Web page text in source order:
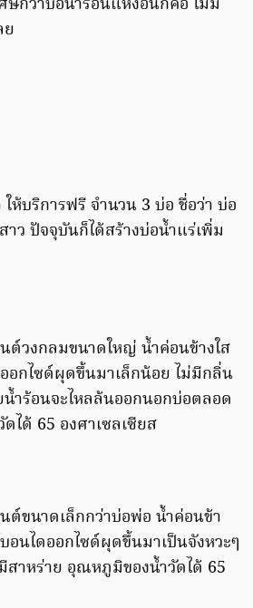
ย
ห้บริการฟรี จำนวน 3 บ่อ ชื่อว่า บ่อ
ว ปัจจุบันก็ได้สร้างบ่อน้ำแร่เพิ่ม
ต์วงกลมขนาดใหญ่ น้ำค่อนข้างใส
อกไซด์ผุดขึ้นมาเล็กน้อย ไม่มีกลิ่น
ำร้อนจะไหลล้นออกนอกบ่อตลอด
ได้ 65 องศาเซลเซียส
ต์ขนาดเล็กกว่าบ่อพ่อ น้ำค่อนข้า
อนไดออกไซด์ผุดขึ้นมาเป็นจังหวะๆ
สาหร่าย อุณหภูมิของน้ำวัดได้ 65